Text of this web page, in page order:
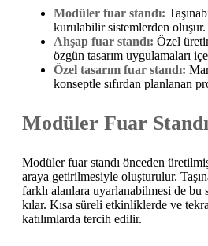
Modüler fuar standı:
kurulabilir sistemlerden oluşur.
Ahşap fuar standı: Özel
özgün tasarım uygulamaları
Özel tasarım fuar standı:
konseptle sıfırdan planlanan
Modüler Fuar Standı
Modüler fuar standı önceden
araya getirilmesiyle oluşturulur.
farklı alanlara uyarlanabilmesi de bu
kılar. Kısa süreli etkinliklerde ve
katılımlarda tercih edilir.